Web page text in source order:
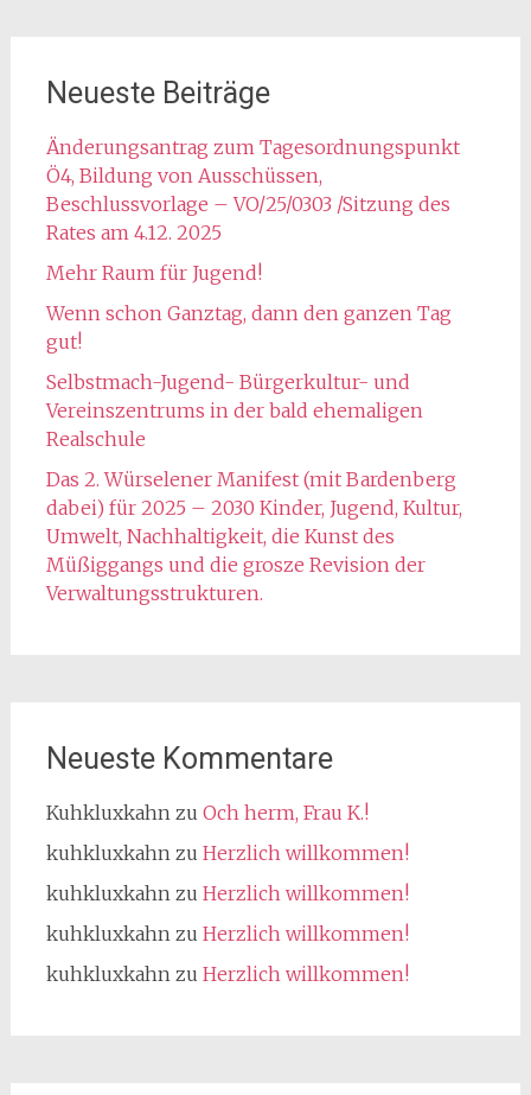
Neueste Beiträge
Änderungsantrag zum Tagesordnungspunkt
Ö4, Bildung von Ausschüssen,
Beschlussvorlage – VO/25/0303 /Sitzung des
Rates am 4.12. 2025
Mehr Raum für Jugend!
Wenn schon Ganztag, dann den ganzen Tag
gut!
Selbstmach-Jugend- Bürgerkultur- und
Vereinszentrums in der bald ehemaligen
Realschule
Das 2. Würselener Manifest (mit Bardenberg
dabei) für 2025 – 2030 Kinder, Jugend, Kultur,
Umwelt, Nachhaltigkeit, die Kunst des
Müßiggangs und die grosze Revision der
Verwaltungsstrukturen.
Neueste Kommentare
Kuhkluxkahn zu Och herm, Frau K.!
kuhkluxkahn zu Herzlich willkommen!
kuhkluxkahn zu Herzlich willkommen!
kuhkluxkahn zu Herzlich willkommen!
kuhkluxkahn zu Herzlich willkommen!